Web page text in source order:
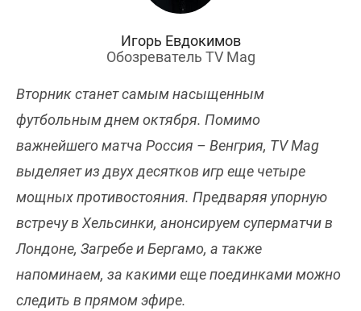
Игорь Евдокимов
Обозреватель TV Mag
Вторник станет самым насыщенным
футбольным днем октября. Помимо
важнейшего матча Россия – Венгрия, TV Mag
выделяет из двух десятков игр еще четыре
мощных противостояния. Предваряя упорную
встречу в Хельсинки, анонсируем суперматчи в
Лондоне, Загребе и Бергамо, а также
напоминаем, за какими еще поединками можно
следить в прямом эфире.